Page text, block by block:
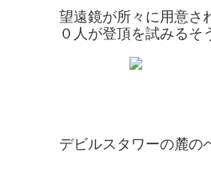
望遠鏡が所々に用意さ
０人が登頂を試みる
デビルスタワーの麓の